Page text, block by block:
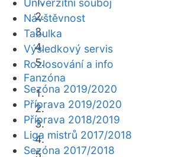
Fanzóna
Univerzitní souboj
Návštěvnost
Tabulka
Výsledkový servis
Rozlosování a info
Sezóna 2019/2020
Příprava 2019/2020
Příprava 2018/2019
Liga mistrů 2017/2018
Sezóna 2017/2018